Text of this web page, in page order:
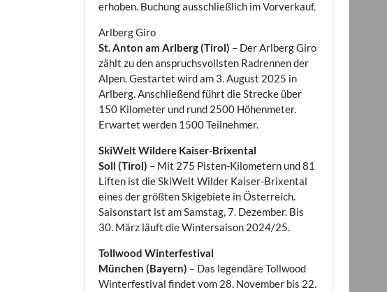
erhoben. Buchung ausschließlich im Vorverkauf.
Arlberg Giro
St. Anton am Arlberg (Tirol) – Der Arlberg Giro
zählt zu den anspruchsvollsten Radrennen der
Alpen. Gestartet wird am 3. August 2025 in
Arlberg. Anschließend führt die Strecke über
150 Kilometer und rund 2500 Höhenmeter.
Erwartet werden 1500 Teilnehmer.
SkiWelt Wildere Kaiser-Brixental
Soll (Tirol) – Mit 275 Pisten-Kilometern und 81
Liften ist die SkiWelt Wilder Kaiser-Brixental
eines der größten Skigebiete in Österreich.
Saisonstart ist am Samstag, 7. Dezember. Bis
30. März läuft die Wintersaison 2024/25.
Tollwood Winterfestival
München (Bayern) – Das legendäre Tollwood
Winterfestival findet vom 28. November bis 22.